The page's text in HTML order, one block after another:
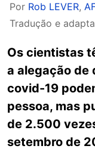
Por Rob LEVER,
Tradução e
Os cientistas
a alegação de
covid-19
pessoa, mas
de 2.500
setembro de